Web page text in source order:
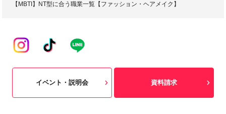
【MBTI】NT型に合う職業一覧【ファッション・ヘアメイク】
イベント・説明会 資料請求